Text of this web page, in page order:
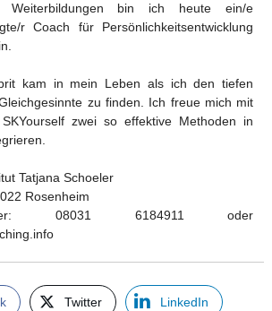
bin ich heute ein/e
r Coach für Persönlichkeitsentwicklung
kam in mein Leben als ich den tiefen
zu finden. Ich freue mich mit
zwei so effektive Methoden in
Tatjana Schoeler
Rosenheim
08031 6184911 oder
Twitter LinkedIn